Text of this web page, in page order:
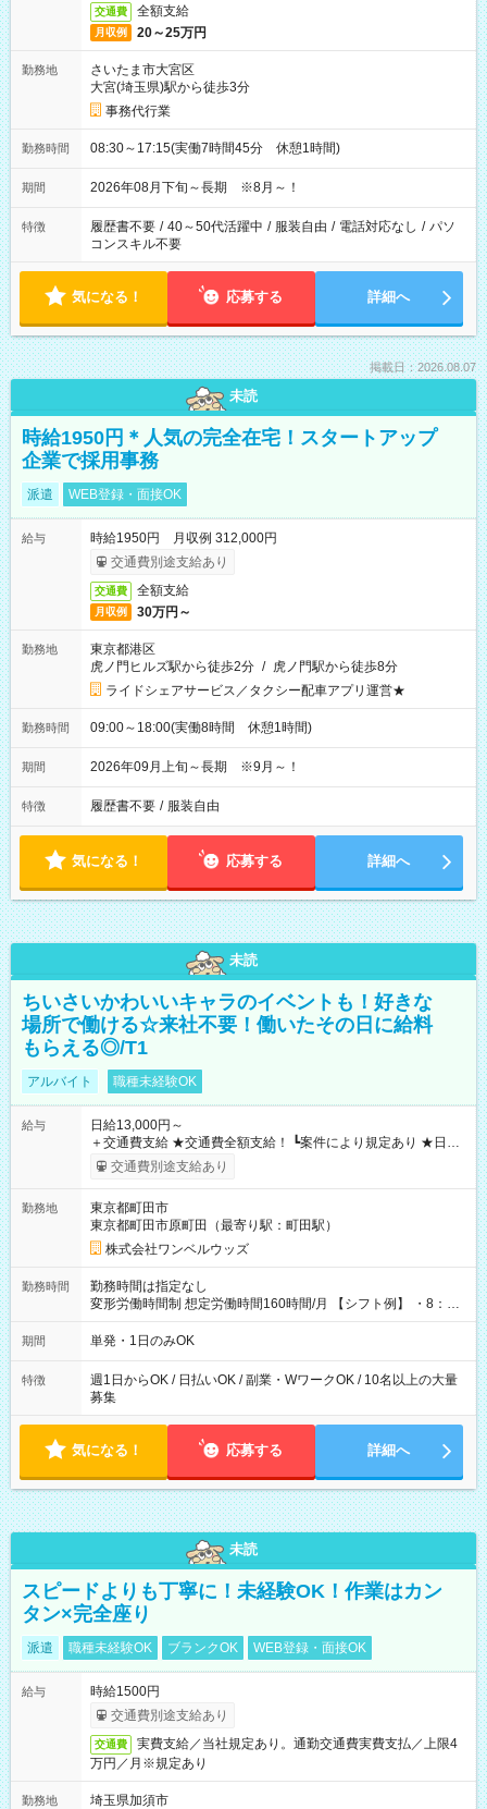
交通費 全額支給
月収例 20～25万円
勤務地
さいたま市大宮区
大宮(埼玉県)駅から徒歩3分
事務代行業
勤務時間 08:30～17:15(実働7時間45分 休憩1時間)
期間 2026年08月下旬～長期 ※8月～！
特徴 履歴書不要 / 40～50代活躍中 / 服装自由 / 電話対応なし / パソ
コンスキル不要
気になる！ 応募する 詳細へ
掲載日：2026.08.07
未読
時給1950円＊人気の完全在宅！スタートアップ
企業で採用事務
派遣 WEB登録・面接OK
給与
時給1950円 月収例 312,000円
交通費別途支給あり
交通費 全額支給
月収例 30万円～
勤務地
東京都港区
虎ノ門ヒルズ駅から徒歩2分 / 虎ノ門駅から徒歩8分
ライドシェアサービス／タクシー配車アプリ運営★
勤務時間 09:00～18:00(実働8時間 休憩1時間)
期間 2026年09月上旬～長期 ※9月～！
特徴 履歴書不要 / 服装自由
気になる！ 応募する 詳細へ
未読
ちいさいかわいいキャラのイベントも！好きな
場所で働ける☆来社不要！働いたその日に給料
もらえる◎/T1
アルバイト 職種未経験OK
給与
日給13,000円～
＋交通費支給 ★交通費全額支給！ ┗案件により規定あり ★日払
いOK！（規定あり） ┗働いたその日に現金GET♪ お仕事後はコ
ンビニATMから 日払い分を引き落とせます！ 【試用期間】試
交通費別途支給あり
勤務地
東京都町田市
東京都町田市原町田（最寄り駅：町田駅）
株式会社ワンベルウッズ
勤務時間
勤務時間は指定なし
変形労働時間制 想定労働時間160時間/月 【シフト例】 ・8：00
～21：00
期間 単発・1日のみOK
特徴
週1日からOK / 日払いOK / 副業・WワークOK / 10名以上の大量
募集
気になる！ 応募する 詳細へ
未読
スピードよりも丁寧に！未経験OK！作業はカン
タン×完全座り
派遣 職種未経験OK ブランクOK WEB登録・面接OK
給与
時給1500円
交通費別途支給あり
交通費
実費支給／当社規定あり。通勤交通費実費支払／上限4
万円／月※規定あり
勤務地
埼玉県加須市